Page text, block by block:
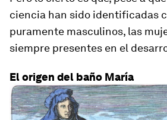
ciencia han sido identificadas
puramente masculinos, las
siempre presentes en el
El origen del baño María